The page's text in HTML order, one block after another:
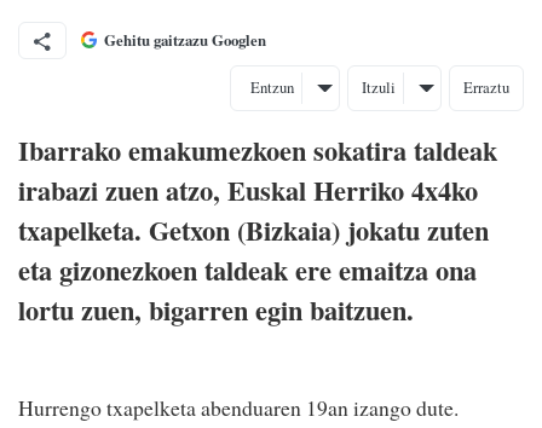
Gehitu gaitzazu Googlen
Entzun Itzuli Erraztu
Ibarrako emakumezkoen sokatira taldeak
irabazi zuen atzo, Euskal Herriko 4x4ko
txapelketa. Getxon (Bizkaia) jokatu zuten
eta gizonezkoen taldeak ere emaitza ona
lortu zuen, bigarren egin baitzuen.
Hurrengo txapelketa abenduaren 19an izango dute.